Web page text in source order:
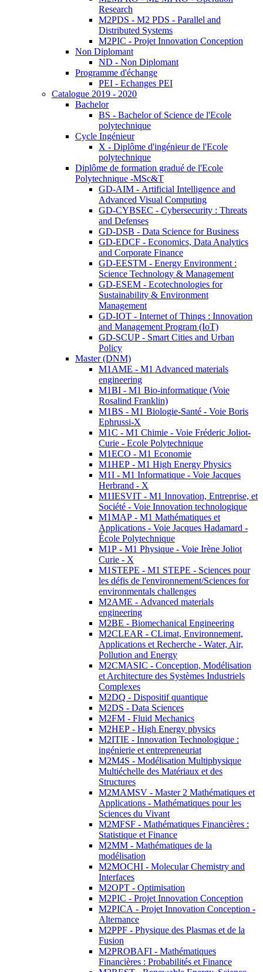
Research
M2PDS - M2 PDS - Parallel and
Distributed Systems
M2PIC - Projet Innovation Conception
Non Diplomant
ND - Non Diplomant
Programme d'échange
PEI - Echanges PEI
Catalogue 2019 - 2020
Bachelor
BS - Bachelor of Science de l'Ecole
polytechnique
Cycle Ingénieur
X - Diplôme d'ingénieur de l'Ecole
polytechnique
Diplôme de formation gradué de l'Ecole
Polytechnique -MSc&T
GD-AIM - Artificial Intelligence and
Advanced Visual Computing
GD-CYBSEC - Cybersecurity : Threats
and Defenses
GD-DSB - Data Science for Business
GD-EDCF - Economics, Data Analytics
and Corporate Finance
GD-EESTM - Energy Environment :
Science Technology & Management
GD-ESEM - Ecotechnologies for
Sustainability & Environment
Management
GD-IOT - Internet of Things : Innovation
and Management Program (IoT)
GD-SCUP - Smart Cities and Urban
Policy
Master (DNM)
M1AME - M1 Advanced materials
engineering
M1BI - M1 Bio-informatique (Voie
Rosalind Franklin)
M1BS - M1 Biologie-Santé - Voie Boris
Ephrussi-X
M1C - M1 Chimie - Voie Fréderic Joliot-
Curie - Ecole Polytechnique
M1ECO - M1 Economie
M1HEP - M1 High Energy Physics
M1I - M1 Informatique - Voie Jacques
Herbrand - X
M1IESVIT - M1 Innovation, Entreprise, et
Société - Voie Innovation technologique
M1MAP - M1 Mathématiques et
Applications - Voie Jacques Hadamard -
École Polytechnique
M1P - M1 Physique - Voie Irène Joliot
Curie - X
M1STEPE - M1 STEPE - Sciences pour
les défis de l'environnement/Sciences for
environmentals challenges
M2AME - Advanced materials
engineering
M2BE - Biomechanical Engineering
M2CLEAR - CLimat, Environnement,
Applications et Recherche - Water, Air,
Pollution and Energy
M2CMASIC - Conception, Modélisation
et Architecture des Systèmes Industriels
Complexes
M2DQ - Dispositif quantique
M2DS - Data Sciences
M2FM - Fluid Mechanics
M2HEP - High Energy physics
M2ITIE - Innovation Technologique :
ingénierie et entrepreneuriat
M2M4S - Modélisation Multiphysique
Multiéchelle des Matériaux et des
Structures
M2MAMSV - Master 2 Mathématiques et
Applications - Mathématiques pour les
Sciences du Vivant
M2MFSF - Mathématiques Financières :
Statistique et Finance
M2MM - Mathématiques de la
modélisation
M2MOCHI - Molecular Chemistry and
Interfaces
M2OPT - Optimisation
M2PIC - Projet Innovation Conception
M2PICA - Projet Innovation Conception -
Alternance
M2PPF - Physique des Plasmas et de la
Fusion
M2PROBAFI - Mathématiques
Financières : Probabilités et Finance